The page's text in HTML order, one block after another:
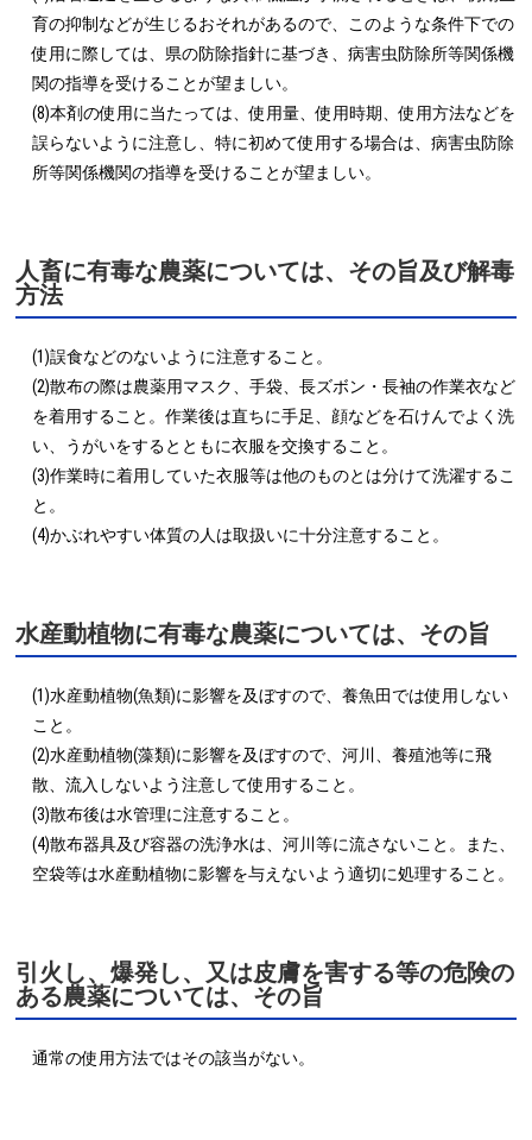
育の抑制などが生じるおそれがあるので、このような条件下での
使用に際しては、県の防除指針に基づき、病害虫防除所等関係機
関の指導を受けることが望ましい。
(8)本剤の使用に当たっては、使用量、使用時期、使用方法などを
誤らないように注意し、特に初めて使用する場合は、病害虫防除
所等関係機関の指導を受けることが望ましい。
人畜に有毒な農薬については、その旨及び解毒
方法
(1)誤食などのないように注意すること。
(2)散布の際は農薬用マスク、手袋、長ズボン・長袖の作業衣など
を着用すること。作業後は直ちに手足、顔などを石けんでよく洗
い、うがいをするとともに衣服を交換すること。
(3)作業時に着用していた衣服等は他のものとは分けて洗濯するこ
と。
(4)かぶれやすい体質の人は取扱いに十分注意すること。
水産動植物に有毒な農薬については、その旨
(1)水産動植物(魚類)に影響を及ぼすので、養魚田では使用しない
こと。
(2)水産動植物(藻類)に影響を及ぼすので、河川、養殖池等に飛
散、流入しないよう注意して使用すること。
(3)散布後は水管理に注意すること。
(4)散布器具及び容器の洗浄水は、河川等に流さないこと。また、
空袋等は水産動植物に影響を与えないよう適切に処理すること。
引火し、爆発し、又は皮膚を害する等の危険の
ある農薬については、その旨
通常の使用方法ではその該当がない。